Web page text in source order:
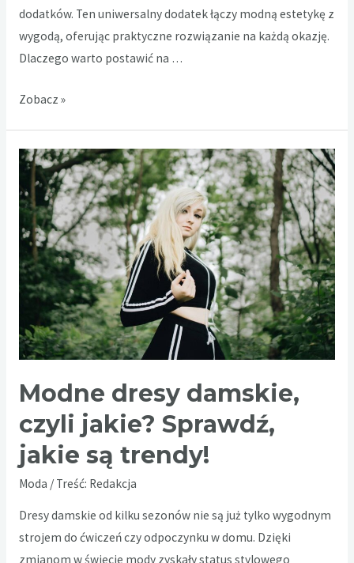
dodatków. Ten uniwersalny dodatek łączy modną estetykę z
wygodą, oferując praktyczne rozwiązanie na każdą okazję.
Dlaczego warto postawić na …
Nerka
Praktyczny
dodatek
na
każdą
okazję
Zobacz »
Modne dresy damskie,
czyli jakie? Sprawdź,
jakie są trendy!
Moda / Treść: Redakcja
Dresy damskie od kilku sezonów nie są już tylko wygodnym
strojem do ćwiczeń czy odpoczynku w domu. Dzięki
zmianom w świecie mody zyskały status stylowego